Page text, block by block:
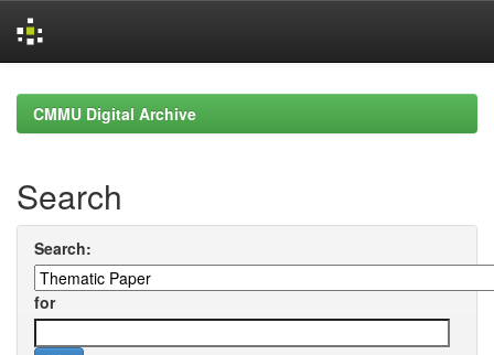
navigationCMMU Digital Archive
Search
Search:
for